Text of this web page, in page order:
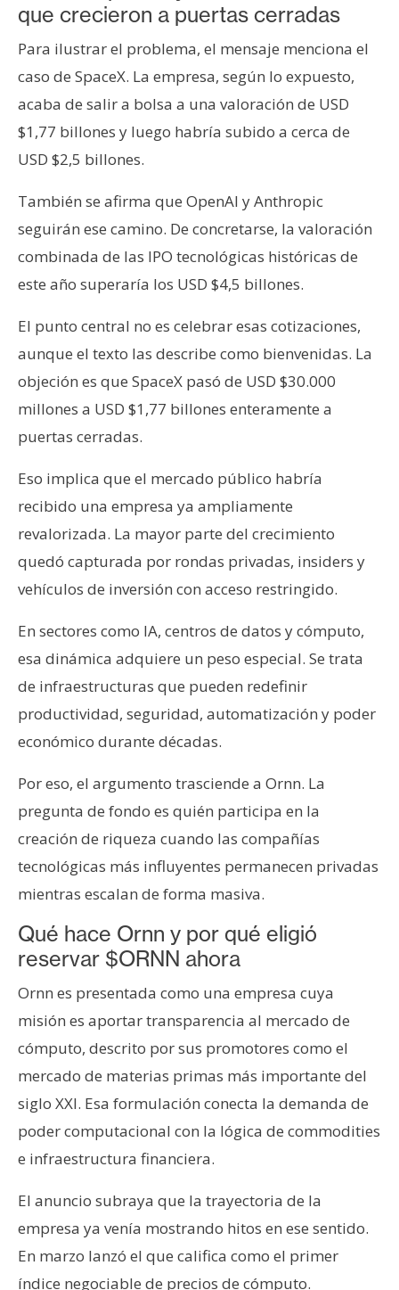
que crecieron a puertas cerradas
Para ilustrar el problema, el mensaje menciona el
caso de SpaceX. La empresa, según lo expuesto,
acaba de salir a bolsa a una valoración de USD
$1,77 billones y luego habría subido a cerca de
USD $2,5 billones.
También se afirma que OpenAI y Anthropic
seguirán ese camino. De concretarse, la valoración
combinada de las IPO tecnológicas históricas de
este año superaría los USD $4,5 billones.
El punto central no es celebrar esas cotizaciones,
aunque el texto las describe como bienvenidas. La
objeción es que SpaceX pasó de USD $30.000
millones a USD $1,77 billones enteramente a
puertas cerradas.
Eso implica que el mercado público habría
recibido una empresa ya ampliamente
revalorizada. La mayor parte del crecimiento
quedó capturada por rondas privadas, insiders y
vehículos de inversión con acceso restringido.
En sectores como IA, centros de datos y cómputo,
esa dinámica adquiere un peso especial. Se trata
de infraestructuras que pueden redefinir
productividad, seguridad, automatización y poder
económico durante décadas.
Por eso, el argumento trasciende a Ornn. La
pregunta de fondo es quién participa en la
creación de riqueza cuando las compañías
tecnológicas más influyentes permanecen privadas
mientras escalan de forma masiva.
Qué hace Ornn y por qué eligió
reservar $ORNN ahora
Ornn es presentada como una empresa cuya
misión es aportar transparencia al mercado de
cómputo, descrito por sus promotores como el
mercado de materias primas más importante del
siglo XXI. Esa formulación conecta la demanda de
poder computacional con la lógica de commodities
e infraestructura financiera.
El anuncio subraya que la trayectoria de la
empresa ya venía mostrando hitos en ese sentido.
En marzo lanzó el que califica como el primer
índice negociable de precios de cómputo.